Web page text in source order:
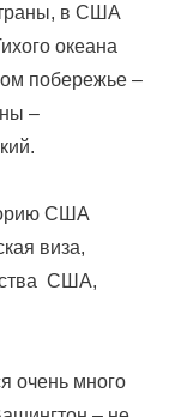
в США
океана
побережье –
–
США
виза,
США,
очень много